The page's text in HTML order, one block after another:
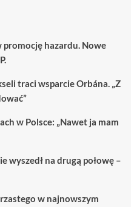
promocję hazardu. Nowe
traci wsparcie Orbána. „Z
w Polsce: „Nawet ja mam
wyszedł na drugą połowę –
w najnowszym